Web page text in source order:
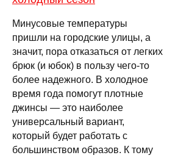
Минусовые температуры
пришли на городские улицы, а
значит, пора отказаться от легких
брюк (и юбок) в пользу чего-то
более надежного. В холодное
время года помогут плотные
джинсы — это наиболее
универсальный вариант,
который будет работать с
большинством образов. К тому